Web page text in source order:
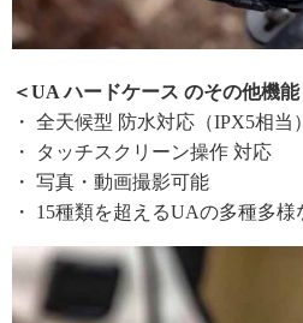
＜UA ハードケース のその他機能
・ 全天候型 防水対応（IPX5相当）
・ タッチスクリーン操作 対応
・ 写真・動画撮影可能
・ 15種類を超えるUAの多種多